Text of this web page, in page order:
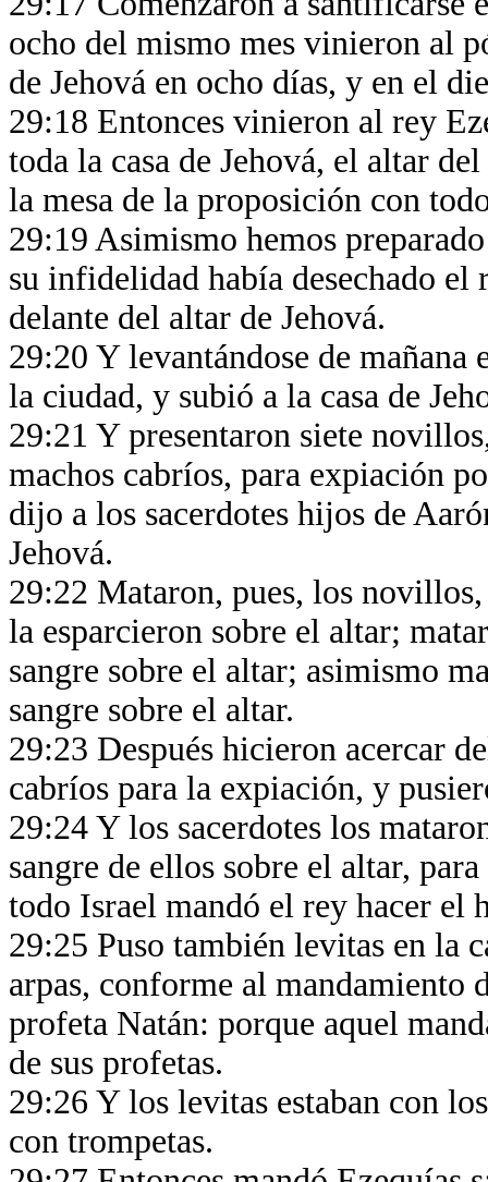
ocho del mismo mes vinieron al
de Jehová en ocho días, y en el
29:18 Entonces vinieron al rey
toda la casa de Jehová, el altar
la mesa de la proposición con
29:19 Asimismo hemos
su infidelidad había desechado el
delante del altar de Jehová.
29:20 Y levantándose de
la ciudad, y subió a la casa de
29:21 Y presentaron siete
machos cabríos, para expiación
dijo a los sacerdotes hijos de
Jehová.
29:22 Mataron, pues, los
la esparcieron sobre el altar;
sangre sobre el altar; asimismo
sangre sobre el altar.
29:23 Después hicieron acercar
cabríos para la expiación, y
29:24 Y los sacerdotes los
sangre de ellos sobre el altar,
todo Israel mandó el rey hacer el
29:25 Puso también levitas en la
arpas, conforme al mandamiento
profeta Natán: porque aquel
de sus profetas.
29:26 Y los levitas estaban con
con trompetas.